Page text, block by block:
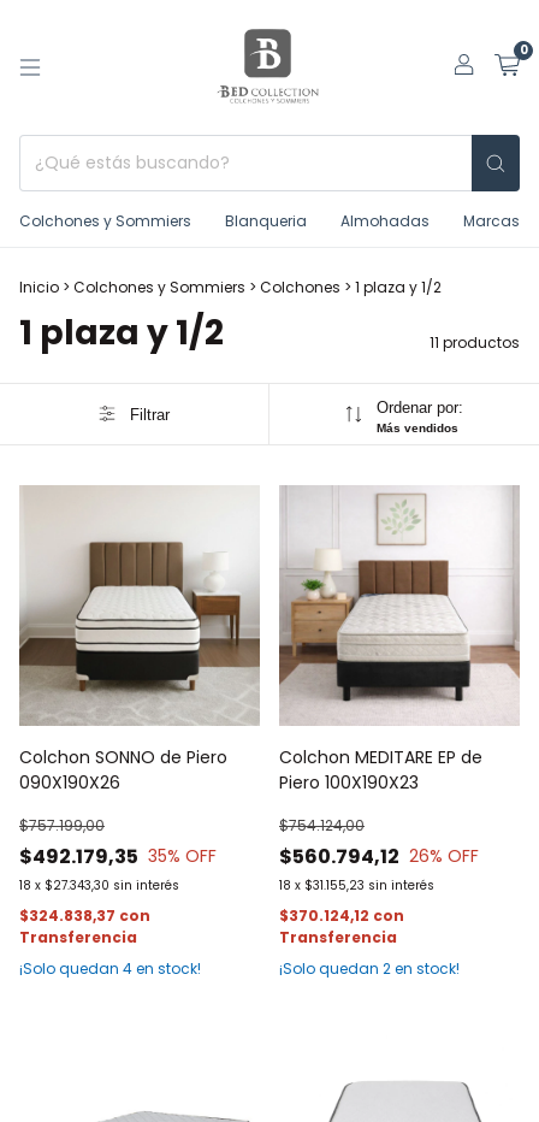
0
Colchones y Sommiers Blanqueria Almohadas Marcas
Inicio > Colchones y Sommiers > Colchones > 1 plaza y 1/2
1 plaza y 1/2 11 productos
Filtrar Ordenar por:
Más vendidos
Colchon SONNO de Piero
090X190X26
$492.179,35
$757.199,00
35% OFF
18 x $27.343,30 sin interés
$324.838,37 con
¡Solo quedan 4en stock!
Colchon MEDITARE EP de
Piero 100X190X23
$560.794,12
$754.124,00
26% OFF
18 x $31.155,23 sin interés
$370.124,12 con
¡Solo quedan 2en stock!